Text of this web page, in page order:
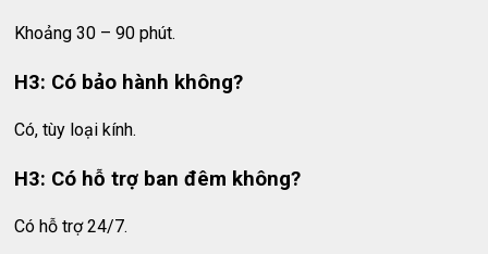
Khoảng 30 – 90 phút.
H3: Có bảo hành không?
Có, tùy loại kính.
H3: Có hỗ trợ ban đêm không?
Có hỗ trợ 24/7.